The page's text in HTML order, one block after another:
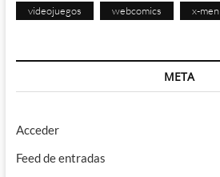
videojuegos webcomics x-men
META
Acceder
Feed de entradas